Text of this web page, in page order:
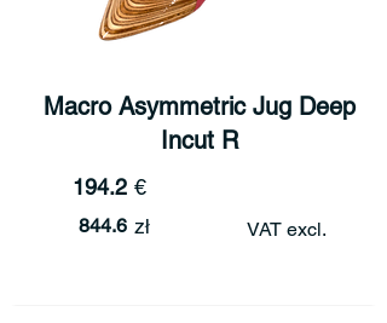
Macro Asymmetric Jug Deep
Incut R
194.2 €
844.6 zł VAT excl.